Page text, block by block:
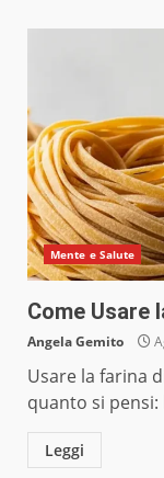
Mente e Salute
Come Usare
Angela Gemito
Usare la farina
quanto si
Leggi